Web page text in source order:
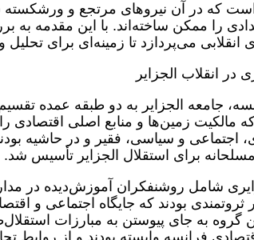
است که در آن نیروهای مرتجع و
را ممکن ساخته‌اند. با این مقدمه به
انقلابی می‌پردازد تا زمینه‌ای برای
جامعه الجزایر به دو طبقه عمده
مالکیت زمین‌ها و منابع اصلی اقتصادی را
شامل روشنفکران آموزش‌دیده در
ثروتمندی بودند که جایگاه اجتماعی و
گروه به جای پیوستن به مبارزات
فرانسه وابسته بودند و از